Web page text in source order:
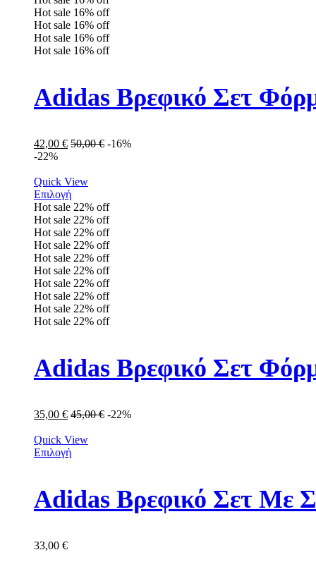
Hot sale 16% off
Hot sale 16% off
Hot sale 16% off
Hot sale 16% off
Adidas Βρεφικό Σετ
42,00 € 50,00€ -16%
-22%
Quick View
Επιλογή
Hot sale 22% off
Hot sale 22% off
Hot sale 22% off
Hot sale 22% off
Hot sale 22% off
Hot sale 22% off
Hot sale 22% off
Hot sale 22% off
Hot sale 22% off
Hot sale 22% off
Adidas Βρεφικό Σετ
35,00 € 45,00€ -22%
Quick View
Επιλογή
Adidas Βρεφικό Σετ Με
33,00 €